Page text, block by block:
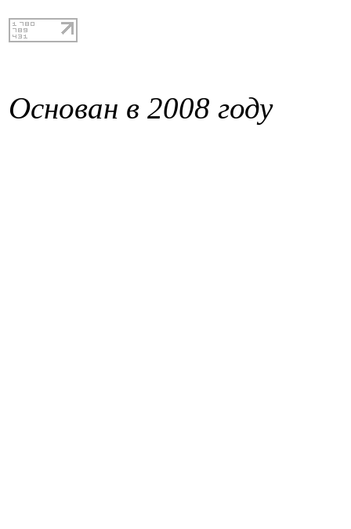
Основан в 2008 году